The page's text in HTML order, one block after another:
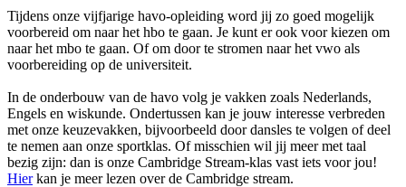
Tijdens onze vijfjarige havo-opleiding word jij zo goed mogelijk
voorbereid om naar het hbo te gaan. Je kunt er ook voor kiezen om
naar het mbo te gaan. Of om door te stromen naar het vwo als
voorbereiding op de universiteit.
In de onderbouw van de havo volg je vakken zoals Nederlands,
Engels en wiskunde. Ondertussen kan je jouw interesse verbreden
met onze keuzevakken, bijvoorbeeld door dansles te volgen of deel
te nemen aan onze sportklas. Of misschien wil jij meer met taal
bezig zijn: dan is onze Cambridge Stream-klas vast iets voor jou!
Hierkan je meer lezen over de Cambridge stream.